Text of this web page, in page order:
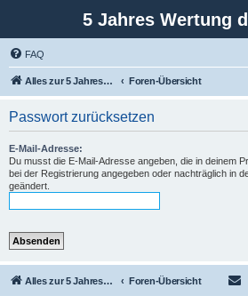
5 Jahres Wertung
FAQ
Alles zur 5 Jahreswertung / Tabelle der UEFA mit vielen Statistiken. Foren-Übersicht
Passwort zurücksetzen
E-Mail-Adresse:
Du musst die E-Mail-Adresse angeben, die in deinem
bei der Registrierung angegeben oder nachträglich in
geändert.
Alles zur 5 Jahreswertung / Tabelle der UEFA mit vielen Statistiken. Foren-Übersicht